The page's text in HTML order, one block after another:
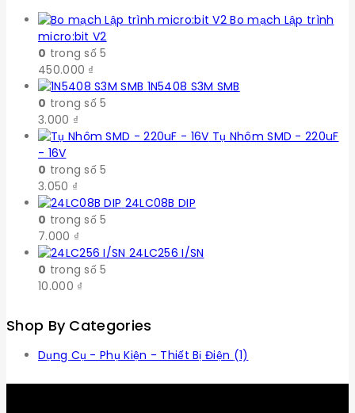
Bo mạch Lập trình
micro:bit V2
0 trong số 5
450.000 ₫
1N5408 S3M SMB
0 trong số 5
3.000 ₫
Tụ Nhôm SMD - 220uF
- 16V
0 trong số 5
3.050 ₫
24LC08B DIP
0 trong số 5
7.000 ₫
24LC256 I/SN
0 trong số 5
10.000 ₫
Shop By Categories
Dụng Cụ - Phụ Kiện - Thiết Bị Điện (1)